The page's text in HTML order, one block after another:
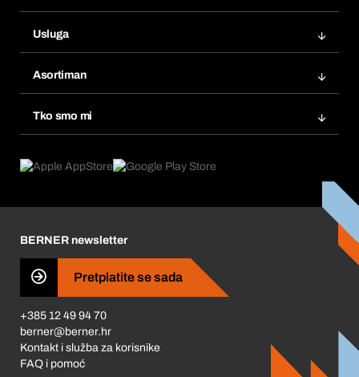
Popisi želja
Ponovno naručivanje
Pretplate
Usluga
Tražitelji proizvoda
Asortiman
Tko smo mi
Što nas pokreće
Business Conduct
BERNER newsletter
Pretplatite se sada
+385 12 49 94 70
berner@berner.hr
Kontakt i služba za korisnike
FAQ i pomoć